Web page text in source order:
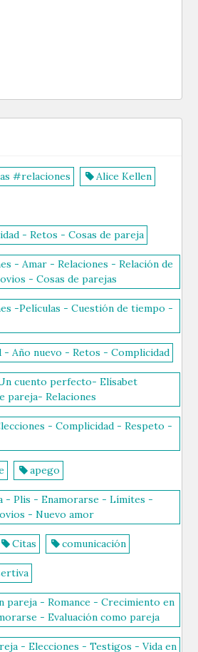
#relaciones Alice Kellen
- Retos - Cosas de pareja
- Amar - Relaciones - Relación de
- Cosas de parejas
-Películas - Cuestión de tiempo -
Año nuevo - Retos - Complicidad
cuento perfecto- Elísabet
pareja- Relaciones
- Complicidad - Respeto -
apego
- Plis - Enamorarse - Límites -
- Nuevo amor
Citas comunicación
pareja - Romance - Crecimiento en
- Evaluación como pareja
- Elecciones - Testigos - Vida en